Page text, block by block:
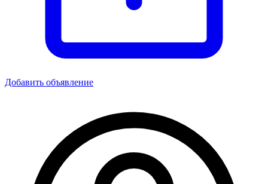
Добавить объявление